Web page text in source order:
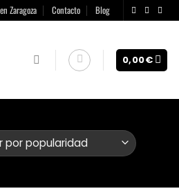
Zaragoza Contacto Blog
0,00€